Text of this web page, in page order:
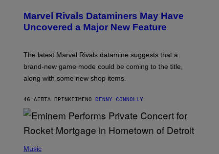
E
N
S
T
N
T
A
E
M
A
V
Marvel Rivals Dataminers May Have
Uncovered a Major New Feature
The latest Marvel Rivals datamine suggests that a
brand-new game mode could be coming to the title,
along with some new shop items.
46 ΛΕΠΤΆ ΠΡΙΝΚΕΊΜΕΝΟ DENNY CONNOLLY
H
Music